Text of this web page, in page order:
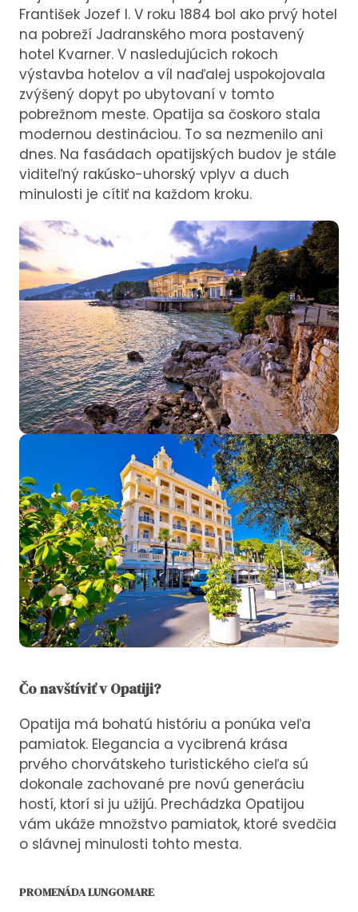
František Jozef I. V roku 1884 bol ako prvý hotel
na pobreží Jadranského mora postavený
hotel Kvarner. V nasledujúcich rokoch
výstavba hotelov a víl naďalej uspokojovala
zvýšený dopyt po ubytovaní v tomto
pobrežnom meste. Opatija sa čoskoro stala
modernou destináciou. To sa nezmenilo ani
dnes. Na fasádach opatijských budov je stále
viditeľný rakúsko-uhorský vplyv a duch
minulosti je cítiť na každom kroku.
Čo navštíviť v Opatiji?
Opatija má bohatú históriu a ponúka veľa
pamiatok. Elegancia a vycibrená krása
prvého chorvátskeho turistického cieľa sú
dokonale zachované pre novú generáciu
hostí, ktorí si ju užijú. Prechádzka Opatijou
vám ukáže množstvo pamiatok, ktoré svedčia
o slávnej minulosti tohto mesta.
PROMENÁDA LUNGOMARE